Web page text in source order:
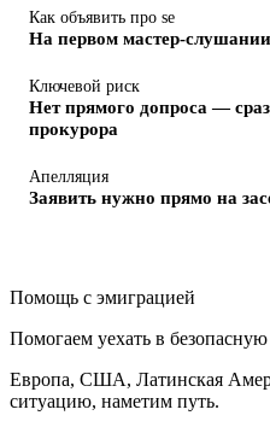
Как объявить про se
На первом мастер-
Ключевой риск
Нет прямого допроса —
прокурора
Апелляция
Заявить нужно прямо на
Помощь с эмиграцией
Помогаем уехать в безопасную
Европа, США, Латинская
ситуацию, наметим путь.